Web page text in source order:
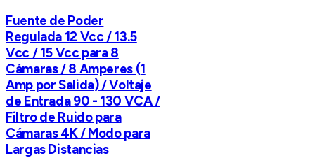
Fuente de Poder
Regulada 12 Vcc / 13.5
Vcc / 15 Vcc para 8
Cámaras / 8 Amperes (1
Amp por Salida) / Voltaje
de Entrada 90 - 130 VCA /
Filtro de Ruido para
Cámaras 4K / Modo para
Largas Distancias